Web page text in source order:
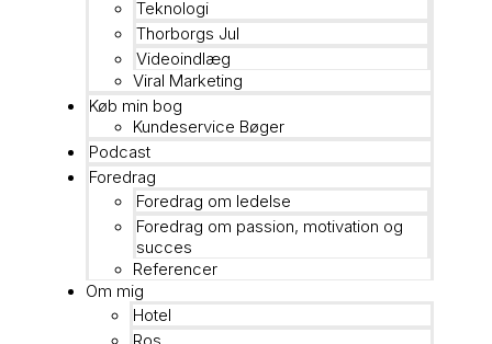
Teknologi
Thorborgs Jul
Videoindlæg
Viral Marketing
Køb min bog
Kundeservice Bøger
Podcast
Foredrag
Foredrag om ledelse
Foredrag om passion, motivation og
succes
Referencer
Om mig
Hotel
Ros